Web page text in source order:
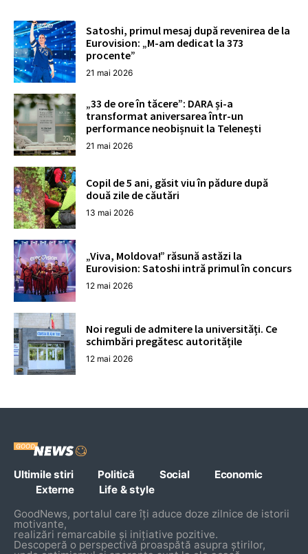
Satoshi, primul mesaj după revenirea de la
Eurovision: „M-am dedicat la 373
procente”
21 mai 2026
„33 de ore în tăcere”: DARA și-a
transformat aniversarea într-un
performance neobișnuit la Telenești
21 mai 2026
Copil de 5 ani, găsit viu în pădure după
două zile de căutări
13 mai 2026
„Viva, Moldova!” răsună astăzi la
Eurovision: Satoshi intră primul în concurs
12 mai 2026
Noi reguli de admitere la universități. Ce
schimbări pregătesc autoritățile
12 mai 2026
Ultimile stiri Politică Social
Economic
Externe
Life & style
GoodNews, portalul care îți aduce doze zilnice de istorii
motivante,
realizări remarcabile și inițiative pozitive.
Descoperă o perspectivă proaspătă asupra știrilor,